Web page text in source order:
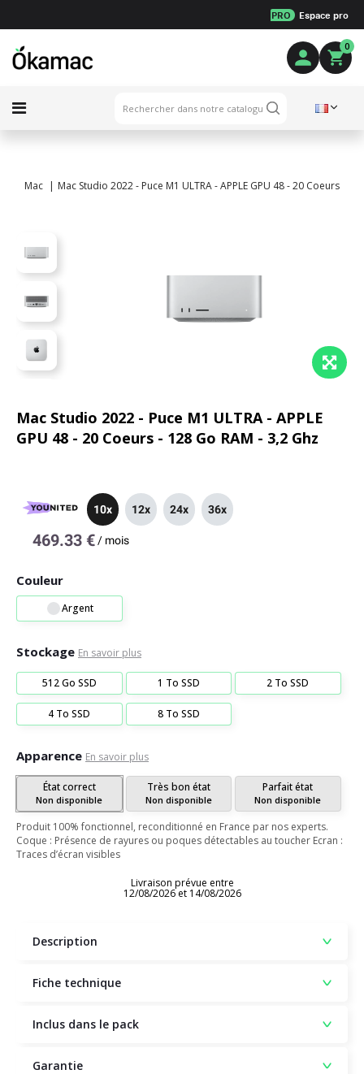
PRO Espace pro
0
Mac Mac Studio 2022 - Puce M1 ULTRA - APPLE GPU 48 - 20 Coeurs -
Mac Studio 2022 - Puce M1 ULTRA - APPLE
GPU 48 - 20 Coeurs - 128 Go RAM - 3,2 Ghz
10x 12x 24x 36x
469.33 € / mois
Couleur
Argent
Stockage En savoir plus
512 Go SSD 1 To SSD 2 To SSD
4 To SSD 8 To SSD
Apparence En savoir plus
État correct
Non disponible
Très bon état
Non disponible
Parfait état
Non disponible
Produit 100% fonctionnel, reconditionné en France par nos experts.
Coque : Présence de rayures ou poques détectables au toucher Ecran :
Traces d’écran visibles
Livraison prévue entre
12/08/2026 et 14/08/2026
Description
Fiche technique
Inclus dans le pack
Garantie